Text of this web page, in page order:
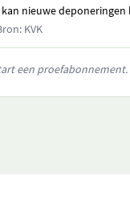
kan nieuwe
KVK
een proefabonnement.